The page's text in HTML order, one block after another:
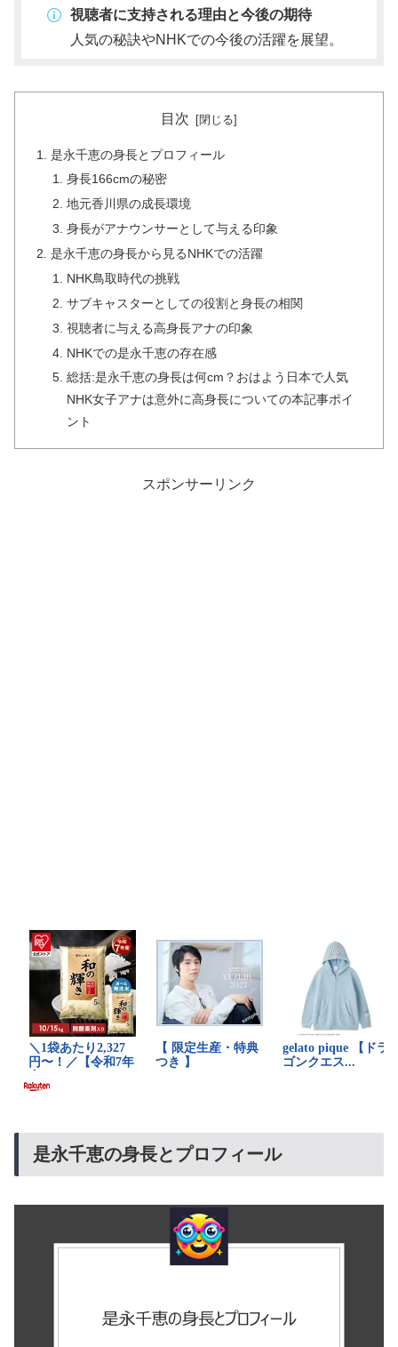
視聴者に支持される理由と今後の期待
人気の秘訣やNHKでの今後の活躍を展望。
目次
是永千恵の身長とプロフィール
身長166cmの秘密
地元香川県の成長環境
身長がアナウンサーとして与える印象
是永千恵の身長から見るNHKでの活躍
NHK鳥取時代の挑戦
サブキャスターとしての役割と身長の相関
視聴者に与える高身長アナの印象
NHKでの是永千恵の存在感
総括:是永千恵の身長は何cm？おはよう日本で人気
NHK女子アナは意外に高身長についての本記事ポイ
ント
スポンサーリンク
是永千恵の身長とプロフィール